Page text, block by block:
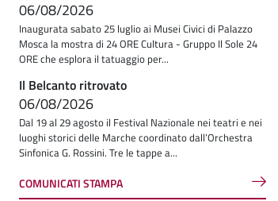
06/08/2026
Inaugurata sabato 25 luglio ai Musei Civici di Palazzo
Mosca la mostra di 24 ORE Cultura - Gruppo Il Sole 24
ORE che esplora il tatuaggio per...
Il Belcanto ritrovato
06/08/2026
Dal 19 al 29 agosto il Festival Nazionale nei teatri e nei
luoghi storici delle Marche coordinato dall’Orchestra
Sinfonica G. Rossini. Tre le tappe a...
COMUNICATI STAMPA